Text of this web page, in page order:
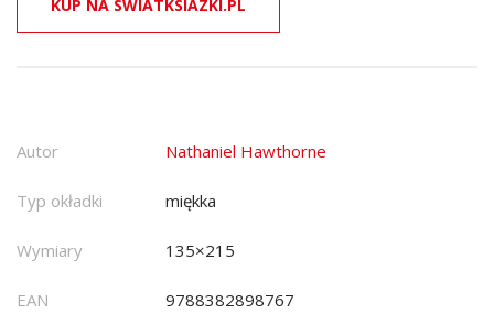
KUP NA SWIATKSIAZKI.PL
Autor Nathaniel Hawthorne
Typ okładki miękka
Wymiary 135×215
EAN 9788382898767